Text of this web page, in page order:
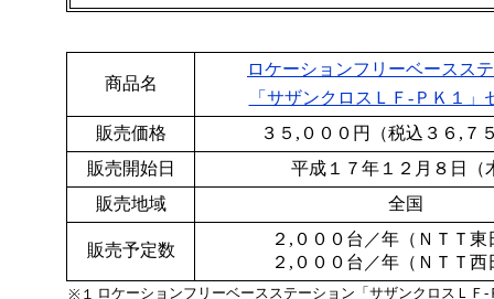
商品名
ロケーションフリーベースス
「サザンクロスＬＦ‐ＰＫ１」
販売価格
３５,０００円（税込３６,７
販売開始日
平成１７年１２月８日（
販売地域
全国
販売予定数
２,０００台／年（ＮＴＴ東
２,０００台／年（ＮＴＴ西
※１ ロケーションフリーベースステーション「サザンクロスＬＦ